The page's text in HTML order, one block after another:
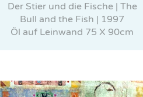
Der Stier und die Fische | The
Bull and the Fish | 1997
Öl auf Leinwand 75 X 90cm